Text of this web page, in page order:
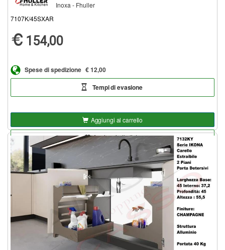
Inoxa - Fhuller
7107K/45SXAR
154,00
Spese di spedizione € 12,00
Tempi di evasione
Aggiungi al carrello
Aggiungi alla lista